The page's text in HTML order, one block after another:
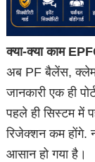
क्या-क्या काम
अब PF बैलेंस, क्लेम
जानकारी एक ही
पहले ही सिस्टम में
रिजेक्शन कम होंगे.
आसान हो गया है।